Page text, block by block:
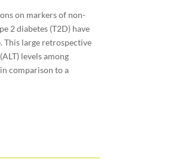
on markers of non-
2 diabetes (T2D) have
This large retrospective
levels among
comparison to a